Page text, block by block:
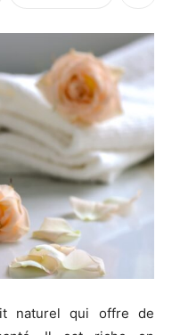
naturel qui offre de